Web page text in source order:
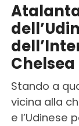
Chelsea
Stando a
vicina alla
e l’Udinese